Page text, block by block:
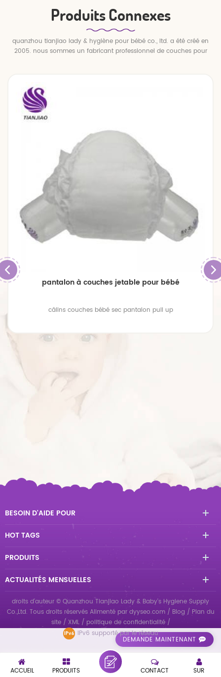
DEMANDE MAINTENANT
Produits Connexes
quanzhou tianjiao lady & hygiène pour bébé co., ltd. a été créé en
2005. nous sommes un fabricant professionnel de couches pour
pantalon à couches jetable pour bébé
câlins couches bébé sec pantalon pull up
BESOIN D'AIDE POUR
HOT TAGS
PRODUITS
ACTUALITÉS MENSUELLES
droits d'auteur © Quanzhou Tianjiao Lady & Baby's Hygiene Supply
Co.,Ltd. Tous droits réservés Alimenté par dyyseo.com / Blog / Plan du
site/ XML/ politique de confidentialité/
IPv6 supporté par le réseau
ACCUEIL PRODUITS SUR
CONTACT